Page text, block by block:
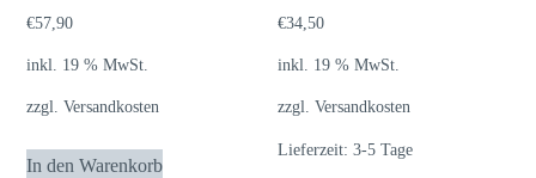
€57,90
inkl. 19 % MwSt.
zzgl.Versandkosten
In den Warenkorb
€34,50
inkl. 19 % MwSt.
zzgl.Versandkosten
Lieferzeit:3-5 Tage